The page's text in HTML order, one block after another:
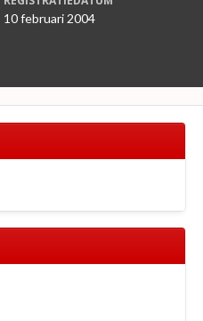
10 februari 2004